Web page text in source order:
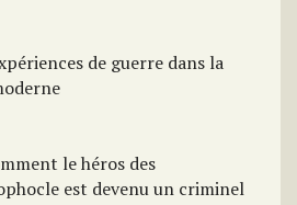
de guerre dans la
le héros des
est devenu un criminel